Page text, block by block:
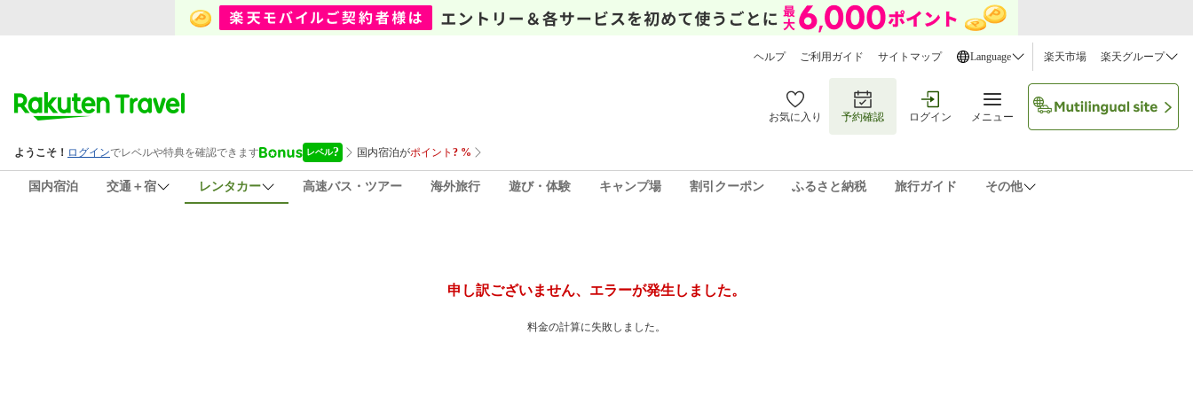
ヘルプ ご利用ガイド サイトマップ Language 楽天市場 楽天グループ
お気に入り 予約確認 ログイン メニュー
国内宿泊 交通＋宿 レンタカー 高速バス・ツアー 海外旅行 遊び・体験 キャンプ場 割引クーポン ふるさと納税 旅行ガイド その他
申し訳ございません、エラーが発生しました。
料金の計算に失敗しました。